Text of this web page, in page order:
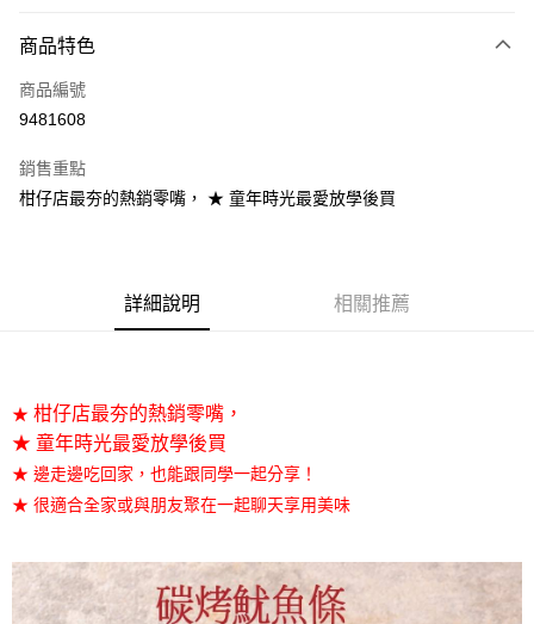
Apple Pay
街口支付
Google Pay
成交易。
3.實際核准額度、可分期數及費用金額請依後續交易確認頁面所載為準。
4.訂單成立30分鐘內，如未前往確認交易或遇審核未通過，訂單將自動取
消。如遇「轉專審核」未通過狀況，表示未達大哥付你分期系統評分，恕無
法說明評估內容。
【繳款方式說明】
醒簡訊。
2.透過簡訊連結打開帳單後，可選擇「超商條碼／台灣大直營門市／銀行轉
帳／街口支付／iPASS MONEY」等通路繳費。
AFTEE先享後付是「在收到商品之後才付款」的支付方式。 讓您購物簡單
便利好安心！
１．簡單：不需註冊會員、不需綁卡、不需儲值。
２．便利：只要手機號碼，簡訊認證，即可結帳。
３．安心：先確認商品／服務後，再付款。
１．於結帳方式選擇「AFTEE先享後付」後，將跳轉至「AFTEE先享後付」
結帳頁面，進行簡訊認證並確認金額後，即可完成結帳。
２．訂單成立數日內，您將收到繳費通知簡訊。
ATM付款
運送方式
華得水產-常溫宅配
商品特色
商品編號
9481608
銷售重點
柑仔店最夯的熱銷零嘴， ★ 童年時光最愛放學後買
詳細說明 相關推薦
★ 柑仔店最夯的熱銷零嘴，
★ 童年時光最愛放學後買
★ 邊走邊吃回家，也能跟同學一起分享！
★ 很適合全家或與朋友聚在一起聊天享用美味